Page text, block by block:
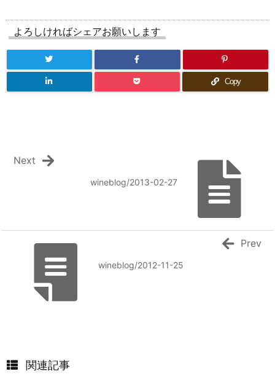
よろしければシェアお願いします
Copy
wineblog/2013-02-27
Next
wineblog/2012-11-25
Prev
関連記事